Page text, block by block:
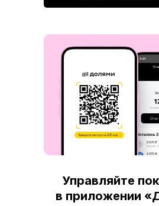
Управляйте
в приложении